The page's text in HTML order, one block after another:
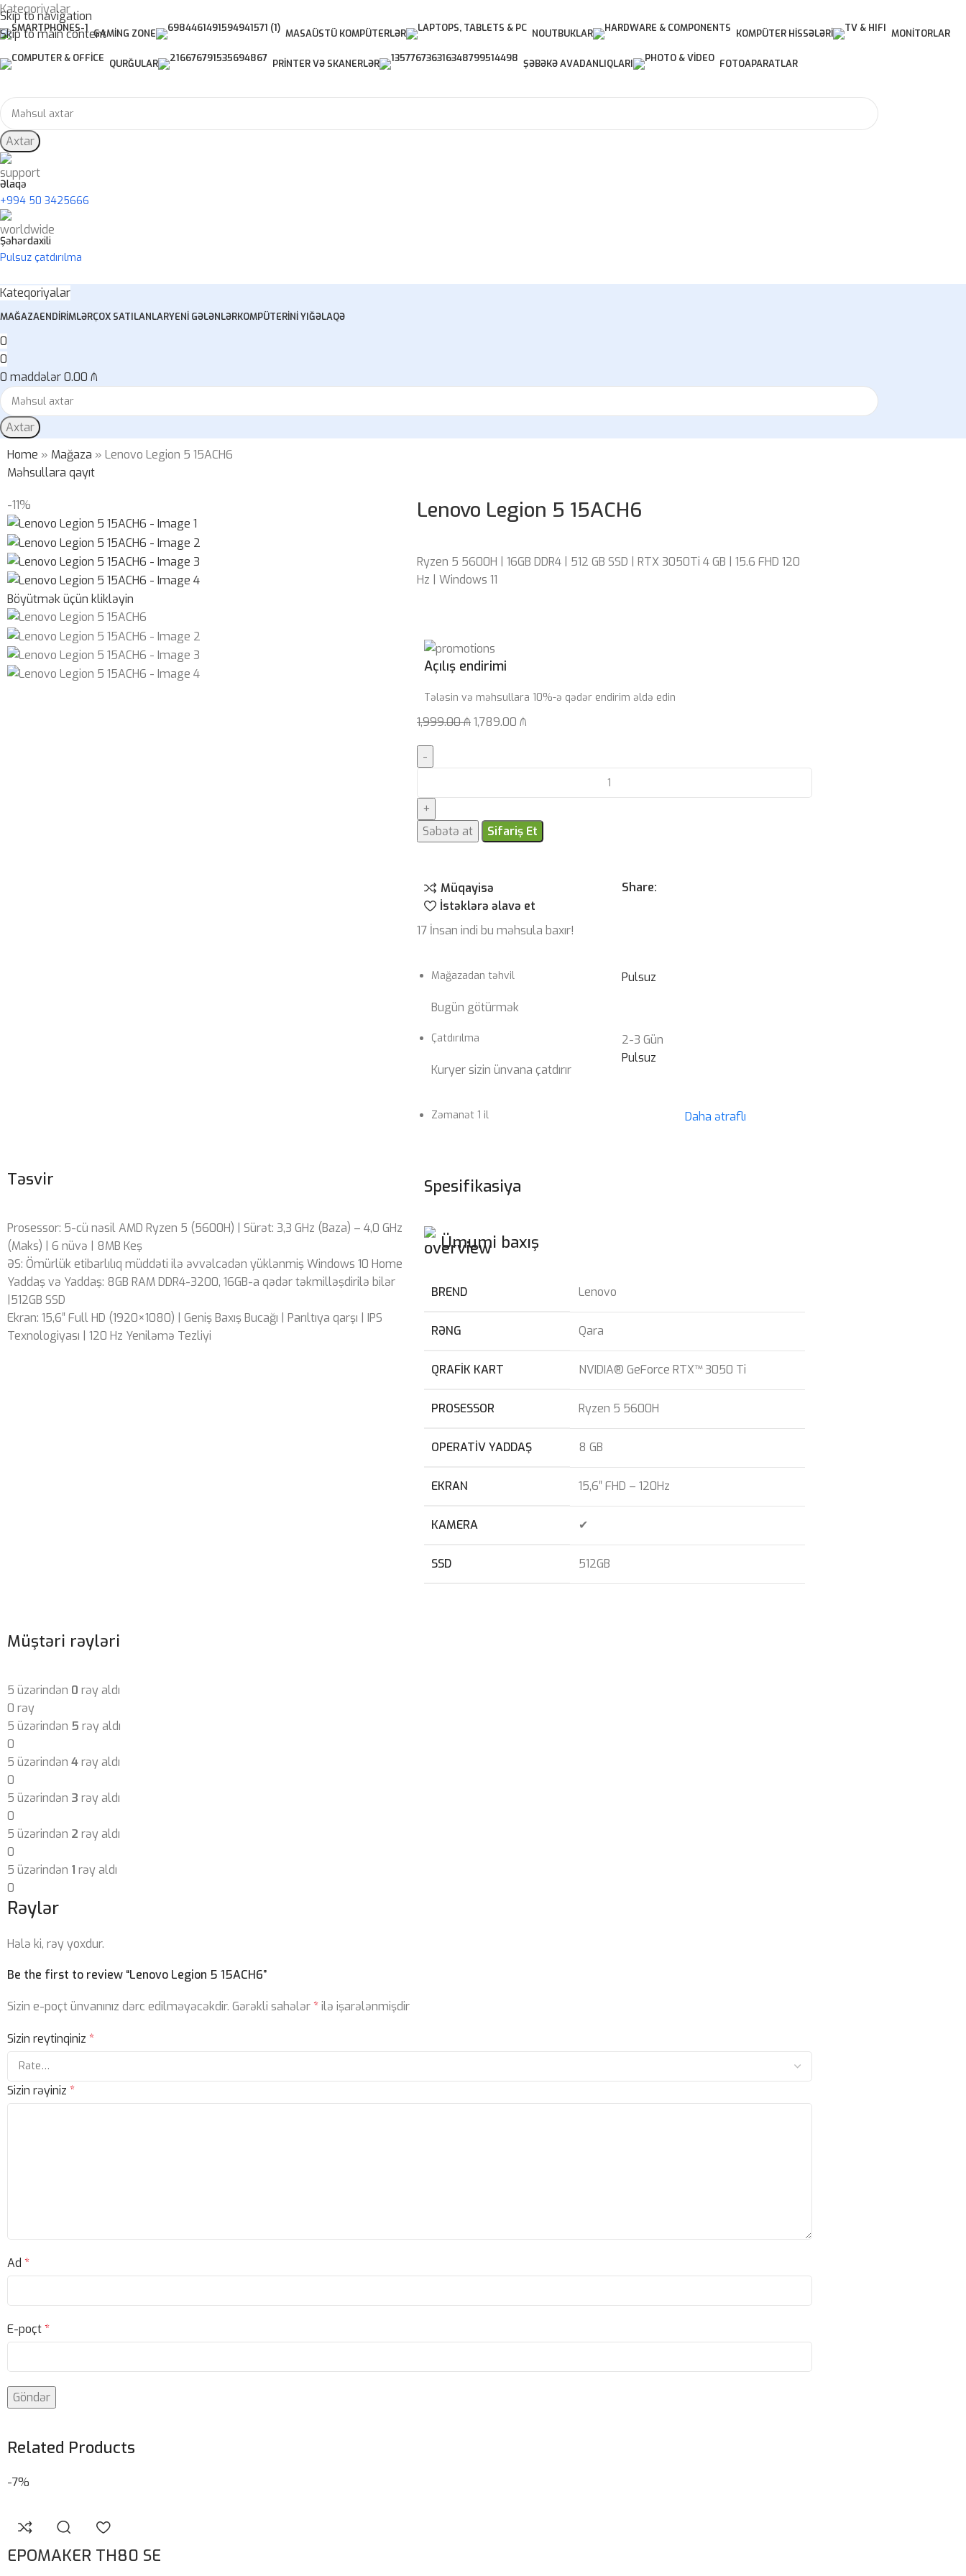
Skip to navigation
Skip to main content
Kateqoriyalar
GAMING ZONE MASAÜSTÜ KOMPÜTERLƏR NOUTBUKLAR KOMPÜTER HISSƏLƏRI MONITORLAR
QURĞULAR PRINTER VƏ SKANERLƏR ŞƏBƏKƏ AVADANLIQLARI FOTOAPARATLAR
Axtar
Əlaqə
+994 50 3425666
Şəhərdaxili
Pulsuz çatdırılma
Kateqoriyalar
MAĞAZAENDIRIMLƏRÇOX SATILANLARYENI GƏLƏNLƏRKOMPÜTERINI YIĞƏLAQƏ
0
0
0 maddələr0.00 ₼
Axtar
Home » Mağaza » Lenovo Legion 5 15ACH6
Məhsullara qayıt
-11%
Böyütmək üçün klikləyin
Lenovo Legion 5 15ACH6
Ryzen 5 5600H | 16GB DDR4 | 512 GB SSD | RTX 3050Ti 4 GB | 15.6 FHD 120
Hz | Windows 11
Açılış endirimi
Tələsin və məhsullara 10%-ə qədər endirim əldə edin
1,999.00₼1,789.00 ₼
Səbətə at Sifariş Et
Müqayisə
İstəklərə əlavə et
Share:
17 İnsan indi bu məhsula baxır!
Mağazadan təhvil
Bugün götürmək
Pulsuz
Çatdırılma
Kuryer sizin ünvana çatdırır
2-3 Gün
Pulsuz
Zəmanət 1 il Daha ətraflı
Təsvir
Prosessor: 5-cü nəsil AMD Ryzen 5 (5600H) | Sürət: 3,3 GHz (Baza) – 4,0 GHz
(Maks) | 6 nüvə | 8MB Keş
ƏS: Ömürlük etibarlılıq müddəti ilə əvvəlcədən yüklənmiş Windows 10 Home
Yaddaş və Yaddaş: 8GB RAM DDR4-3200, 16GB-a qədər təkmilləşdirilə bilər
|512GB SSD
Ekran: 15,6″ Full HD (1920×1080) | Geniş Baxış Bucağı | Parıltıya qarşı | IPS
Texnologiyası | 120 Hz Yeniləmə Tezliyi
Spesifikasiya
Ümumi baxış
BREND Lenovo
RƏNG Qara
QRAFIK KART NVIDIA® GeForce RTX™ 3050 Ti
PROSESSOR Ryzen 5 5600H
OPERATIV YADDAŞ 8 GB
EKRAN 15,6″ FHD – 120Hz
KAMERA ✔
SSD 512GB
Müştəri rəyləri
5 üzərindən 0 rəy aldı
0 rəy
5 üzərindən 5 rəy aldı
0
5 üzərindən 4rəy aldı
0
5 üzərindən 3 rəy aldı
0
5 üzərindən 2 rəy aldı
0
5 üzərindən 1 rəy aldı
0
Rəylər
Hələ ki, rəy yoxdur.
Be the first to review “Lenovo Legion 5 15ACH6”
Sizin e-poçt ünvanınız dərc edilməyəcəkdir. Gərəkli sahələr*ilə işarələnmişdir
Sizin reytinqiniz *
Sizin rəyiniz *
Ad *
E-poçt*
Related Products
-7%
EPOMAKER TH80 SE